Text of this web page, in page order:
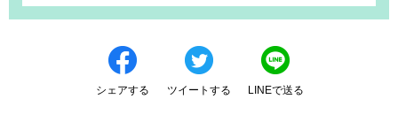
シェアする ツイートする LINEで送る